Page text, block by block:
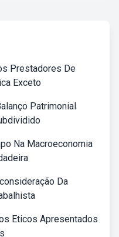
Prestadores De
Exceto
Patrimonial
Na Macroeconomia
Da
Eticos Apresentados